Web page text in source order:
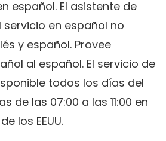
español. El asistente de
en español no
y español. Provee
al español. El servicio de
todos los días del
de las 07:00 a las 11:00 en
los EEUU.